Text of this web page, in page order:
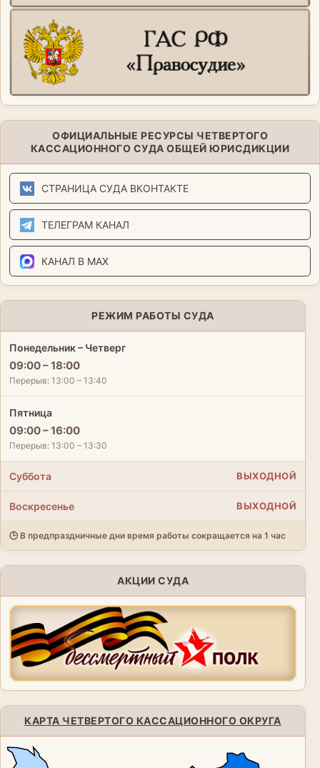
ОФИЦИАЛЬНЫЕ РЕСУРСЫ ЧЕТВЕРТОГО
КАССАЦИОННОГО СУДА ОБЩЕЙ ЮРИСДИКЦИИ
СТРАНИЦА СУДА ВКОНТАКТЕ
ТЕЛЕГРАМ КАНАЛ
КАНАЛ В MAX
РЕЖИМ РАБОТЫ СУДА
Понедельник – Четверг
09:00 – 18:00
Перерыв: 13:00 – 13:40
Пятница
09:00 – 16:00
Перерыв: 13:00 – 13:30
Суббота ВЫХОДНОЙ
Воскресенье ВЫХОДНОЙ
🕒 В предпраздничные дни время работы сокращается на 1 час
АКЦИИ СУДА
КАРТА ЧЕТВЕРТОГО КАССАЦИОННОГО ОКРУГА